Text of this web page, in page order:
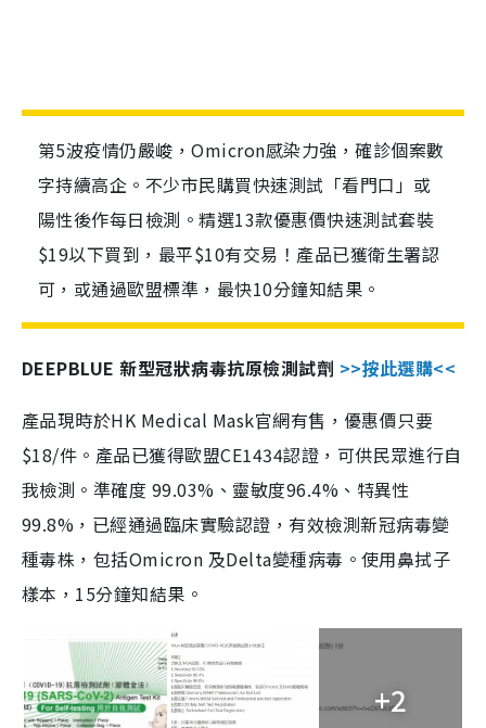
第5波疫情仍嚴峻，Omicron感染力強，確診個案數
字持續高企。不少市民購買快速測試「看門口」或
陽性後作每日檢測。精選13款優惠價快速測試套裝
$19以下買到，最平$10有交易！產品已獲衛生署認
可，或通過歐盟標準，最快10分鐘知結果。
DEEPBLUE 新型冠狀病毒抗原檢測試劑 >>按此選購<<
產品現時於HK Medical Mask官網有售，優惠價只要
$18/件。產品已獲得歐盟CE1434認證，可供民眾進行自
我檢測。準確度 99.03%、靈敏度96.4%、特異性
99.8%，已經通過臨床實驗認證，有效檢測新冠病毒變
種毒株，包括Omicron 及Delta變種病毒。使用鼻拭子
樣本，15分鐘知結果。
+2